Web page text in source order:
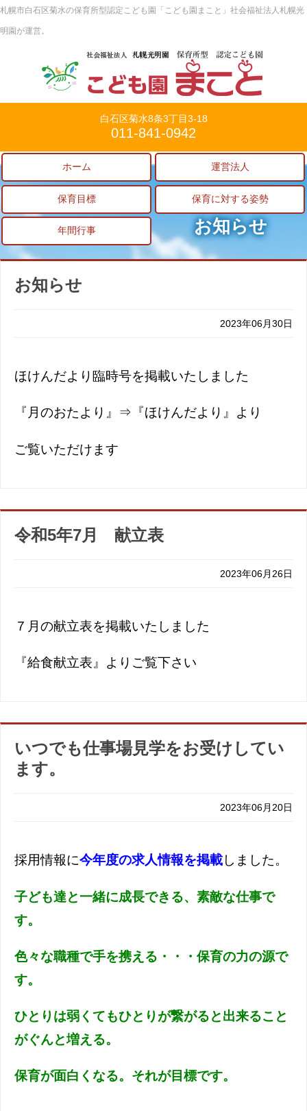
札幌市白石区菊水の保育所型認定こども園「こども園まこと」社会福祉法人札幌光
明園が運営。
白石区菊水8条3丁目3-18
011-841-0942
ホーム 運営法人
保育目標 保育に対する姿勢
年間行事 お知らせ
お知らせ
2023年06月30日
ほけんだより臨時号を掲載いたしました
『月のおたより』⇒『ほけんだより』より
ご覧いただけます
令和5年7月 献立表
2023年06月26日
７月の献立表を掲載いたしました
『給食献立表』よりご覧下さい
いつでも仕事場見学をお受けしてい
ます。
2023年06月20日
採用情報に今年度の求人情報を掲載しました。
子ども達と一緒に成長できる、素敵な仕事で
す。
色々な職種で手を携える・・・保育の力の源で
す。
ひとりは弱くてもひとりが繋がると出来ること
がぐんと増える。
保育が面白くなる。それが目標です。